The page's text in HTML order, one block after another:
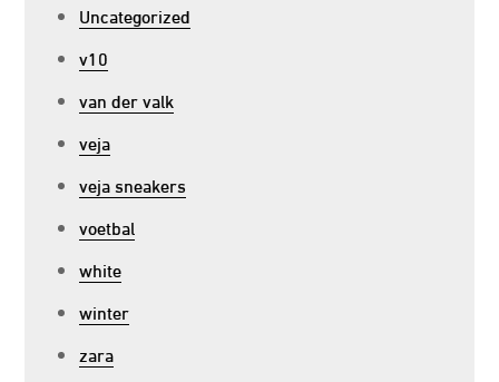
Uncategorized
v10
van der valk
veja
veja sneakers
voetbal
white
winter
zara